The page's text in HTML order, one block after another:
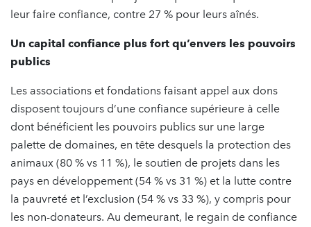
leur faire confiance, contre 27 % pour leurs aînés.
Un capital confiance plus fort qu’envers les pouvoirs
publics
Les associations et fondations faisant appel aux dons
disposent toujours d’une confiance supérieure à celle
dont bénéficient les pouvoirs publics sur une large
palette de domaines, en tête desquels la protection des
animaux (80 % vs 11 %), le soutien de projets dans les
pays en développement (54 % vs 31 %) et la lutte contre
la pauvreté et l’exclusion (54 % vs 33 %), y compris pour
les non-donateurs. Au demeurant, le regain de confiance